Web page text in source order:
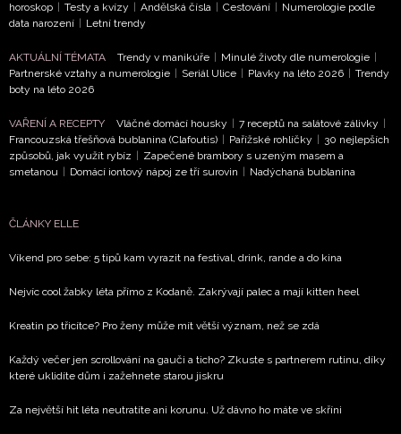
horoskop
Testy a kvízy Andělská čísla Cestování
Numerologie podle
data narození
Letní trendy
AKTUÁLNÍ TÉMATA Trendy v manikúře Minulé životy dle numerologie
Partnerské vztahy a numerologie
Seriál Ulice Plavky na léto 2026
Trendy
boty na léto 2026
VAŘENÍ A RECEPTY Vláčné domácí housky 7 receptů na salátové zálivky
Francouzská třešňová bublanina (Clafoutis)
Pařížské rohlíčky
30 nejlepších
způsobů, jak využít rybíz
Zapečené brambory s uzeným masem a
smetanou
Domácí iontový nápoj ze tří surovin Nadýchaná bublanina
ČLÁNKY ELLE
Víkend pro sebe: 5 tipů kam vyrazit na festival, drink, rande a do kina
Nejvíc cool žabky léta přímo z Kodaně. Zakrývají palec a mají kitten heel
Kreatin po třicítce? Pro ženy může mít větší význam, než se zdá
Každý večer jen scrollování na gauči a ticho? Zkuste s partnerem rutinu, díky
které uklidíte dům i zažehnete starou jiskru
Za největší hit léta neutratíte ani korunu. Už dávno ho máte ve skříni